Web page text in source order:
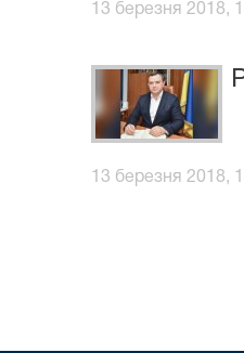
13 березня 2018,
13 березня 2018,